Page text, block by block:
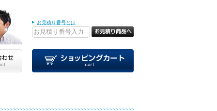
お見積り番号とは